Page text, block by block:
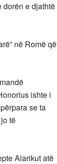
dorën e djathtë
në Romë që
ishte i
se ta
të
Alarikut atë